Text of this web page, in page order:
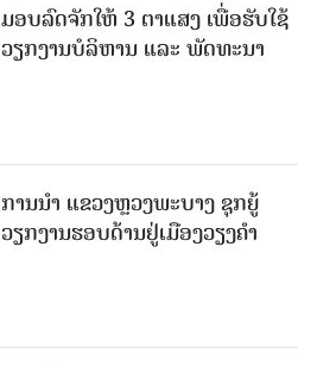
ມອບລົດຈັກໃຫ້ 3 ຕາແສງ ເພື່ອຮັບໃຊ້
ວຽກງານບໍລິຫານ ແລະ ພັດທະນາ
ການນຳ ແຂວງຫຼວງພະບາງ ຊຸກຍູ້
ວຽກງານຮອບດ້ານຢູ່ເມືອງວຽງຄໍາ